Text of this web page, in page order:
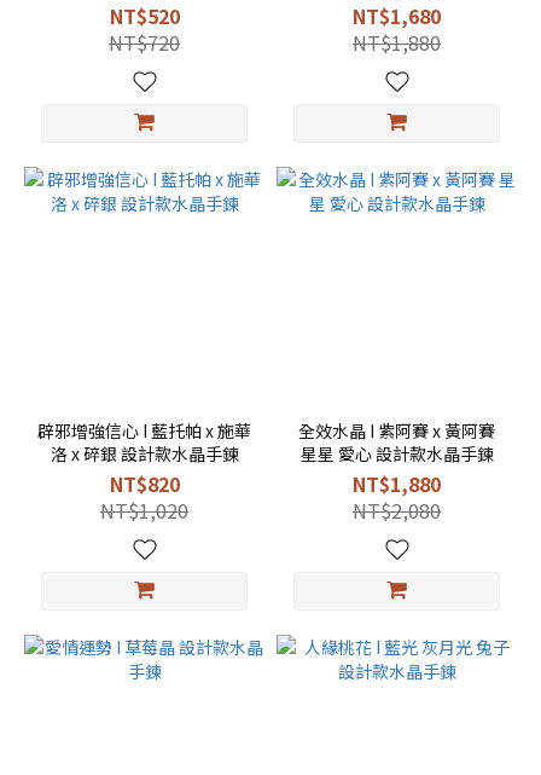
NT$520
NT$720
NT$1,680
NT$1,880
辟邪增強信心 I 藍托帕 x 施華
洛 x 碎銀 設計款水晶手鍊
NT$820
NT$1,020
全效水晶 I 紫阿賽 x 黃阿賽
星星 愛心 設計款水晶手鍊
NT$1,880
NT$2,080